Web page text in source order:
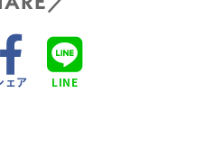
ェア LINE